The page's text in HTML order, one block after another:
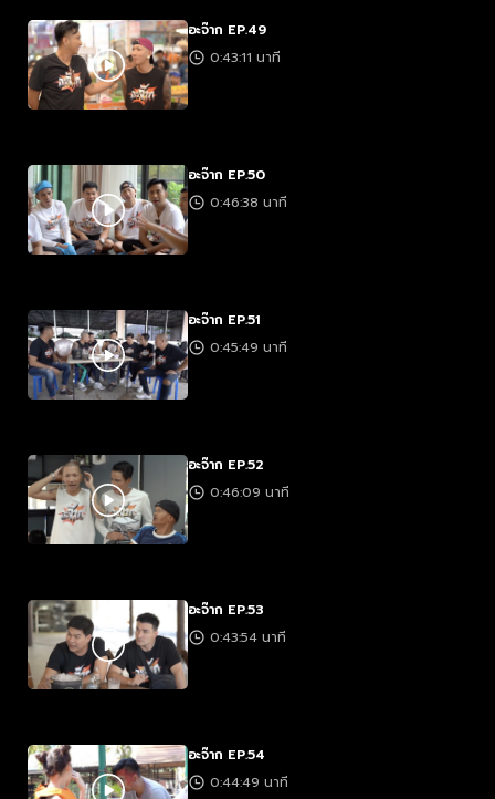
อะจ๊าก EP.49
0:43:11 นาที
อะจ๊าก EP.50
0:46:38 นาที
อะจ๊าก EP.51
0:45:49 นาที
อะจ๊าก EP.52
0:46:09 นาที
อะจ๊าก EP.53
0:43:54 นาที
อะจ๊าก EP.54
0:44:49 นาที